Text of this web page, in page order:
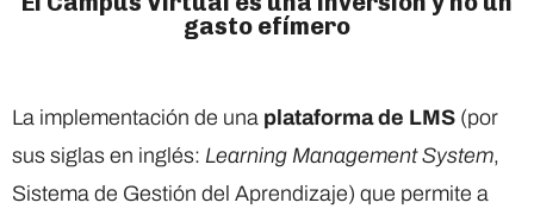
gasto efímero
La implementación de una plataforma de LMS (por
sus siglas en inglés: Learning Management System,
Sistema de Gestión del Aprendizaje) que permite a